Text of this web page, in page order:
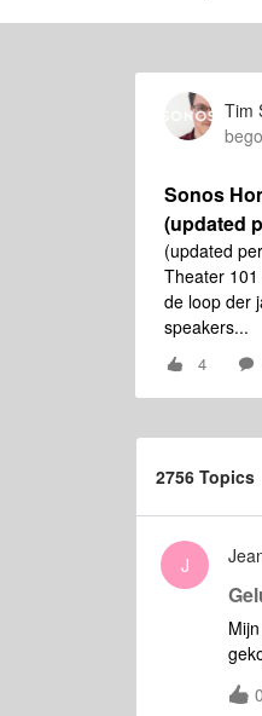
Tim
Sonos
(updated
(updated
Theater
de loop der
speakers...
4
2756 Topics
J
0